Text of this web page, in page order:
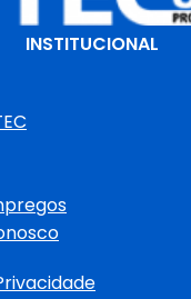
INSTITUCIONAL